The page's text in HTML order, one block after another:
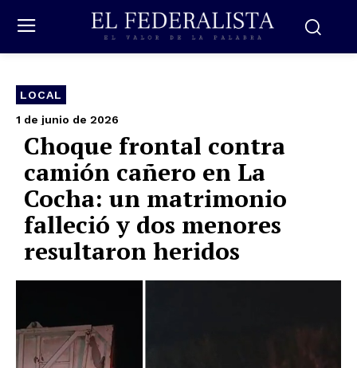
LOCAL
1 de junio de 2026
Choque frontal contra
camión cañero en La
Cocha: un matrimonio
falleció y dos menores
resultaron heridos